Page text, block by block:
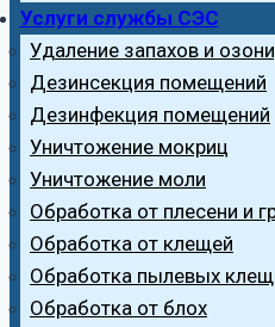
Услуги службы СЭС
Удаление запахов и
Дезинсекция помещений
Дезинфекция помещений
Уничтожение мокриц
Уничтожение моли
Обработка от плесени и
Обработка от клещей
Обработка пылевых
Обработка от блох